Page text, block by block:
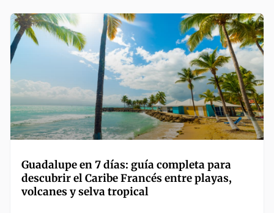
Guadalupe en 7 días: guía completa para
descubrir el Caribe Francés entre playas,
volcanes y selva tropical